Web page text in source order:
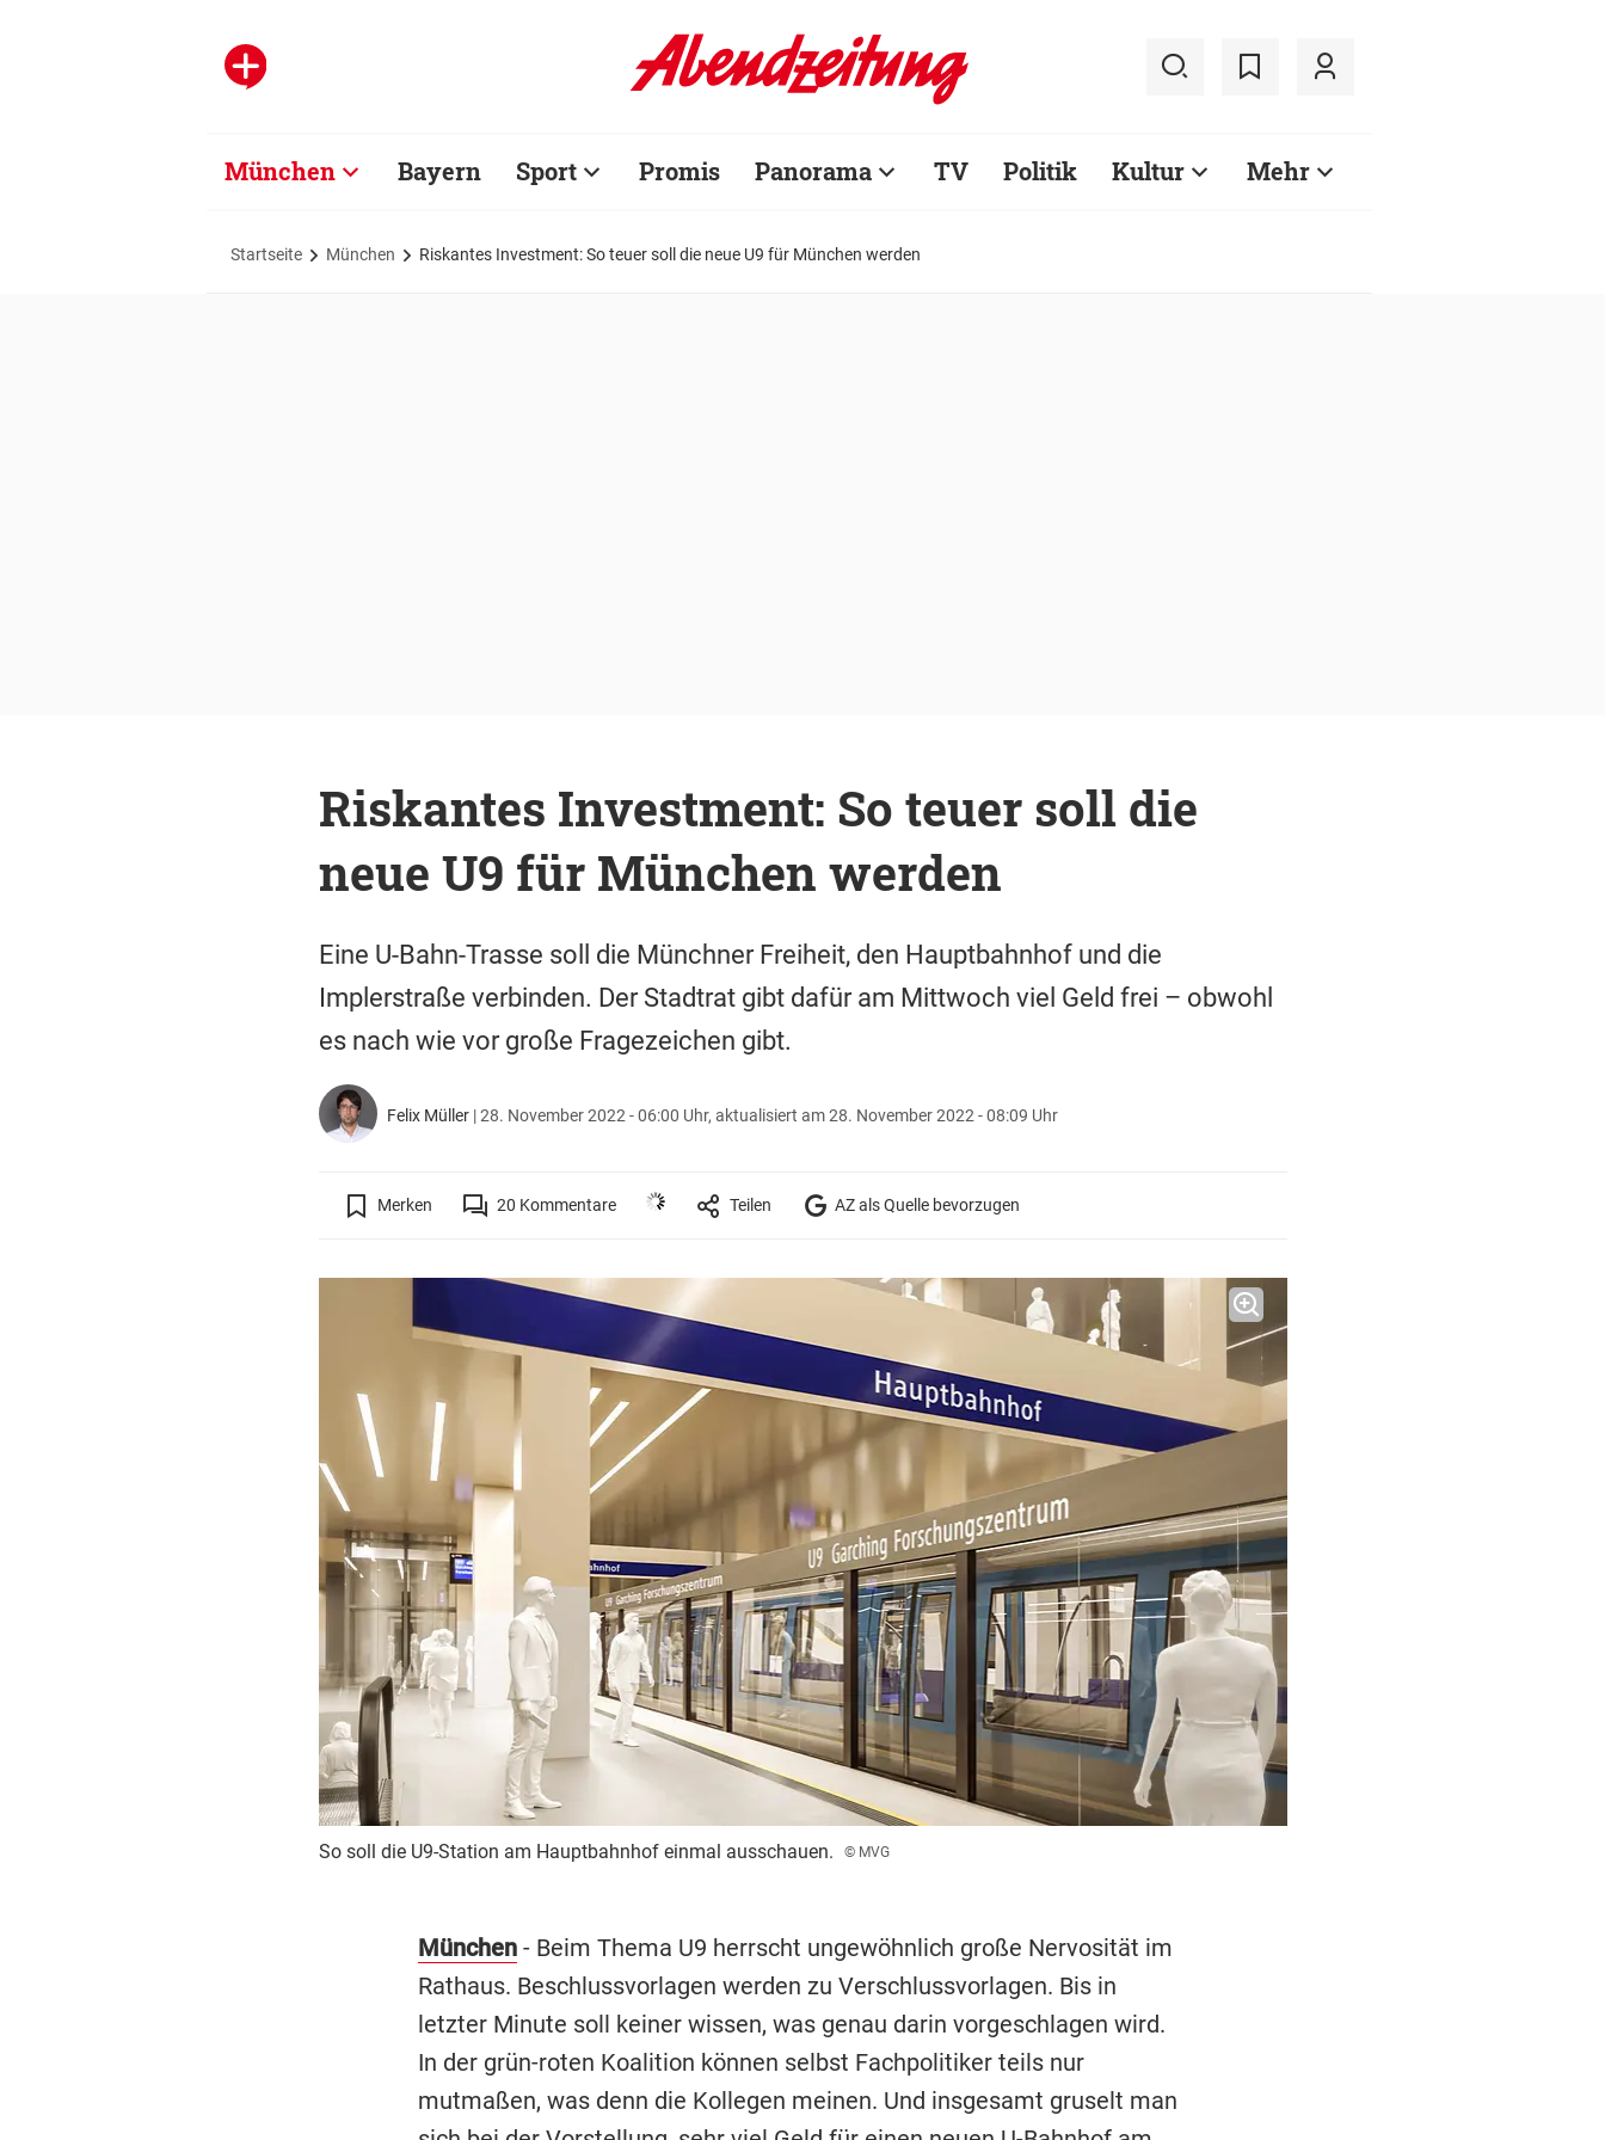
München Bayern Sport Promis Panorama TV Politik Kultur Mehr
Startseite München Riskantes Investment: So teuer soll die neue U9 für München werden
Riskantes Investment: So teuer soll die
neue U9 für München werden
Eine U-Bahn-Trasse soll die Münchner Freiheit, den Hauptbahnhof und die
Implerstraße verbinden. Der Stadtrat gibt dafür am Mittwoch viel Geld frei – obwohl
es nach wie vor große Fragezeichen gibt.
Felix Müller |28. November 2022 - 06:00 Uhr,aktualisiert am 28. November 2022 - 08:09 Uhr
Merken 20 Kommentare Teilen AZ als Quelle bevorzugen
So soll die U9-Station am Hauptbahnhof einmal ausschauen. © MVG
München- Beim Thema U9 herrscht ungewöhnlich große Nervosität im
Rathaus. Beschlussvorlagen werden zu Verschlussvorlagen. Bis in
letzter Minute soll keiner wissen, was genau darin vorgeschlagen wird.
In der grün-roten Koalition können selbst Fachpolitiker teils nur
mutmaßen, was denn die Kollegen meinen. Und insgesamt gruselt man